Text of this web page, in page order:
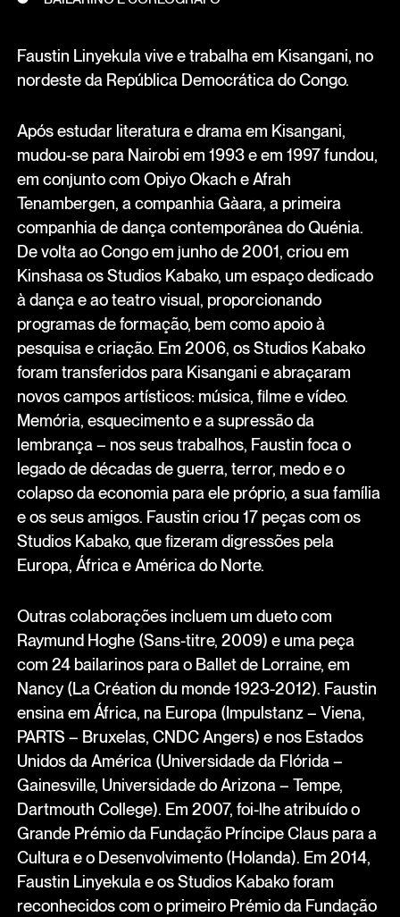
Faustin Linyekula vive e trabalha em Kisangani, no
nordeste da República Democrática do Congo.
Após estudar literatura e drama em Kisangani,
mudou-se para Nairobi em 1993 e em 1997 fundou,
em conjunto com Opiyo Okach e Afrah
Tenambergen, a companhia Gàara, a primeira
companhia de dança contemporânea do Quénia.
De volta ao Congo em junho de 2001, criou em
Kinshasa os Studios Kabako, um espaço dedicado
à dança e ao teatro visual, proporcionando
programas de formação, bem como apoio à
pesquisa e criação. Em 2006, os Studios Kabako
foram transferidos para Kisangani e abraçaram
novos campos artísticos: música, filme e vídeo.
Memória, esquecimento e a supressão da
lembrança – nos seus trabalhos, Faustin foca o
legado de décadas de guerra, terror, medo e o
colapso da economia para ele próprio, a sua família
e os seus amigos. Faustin criou 17 peças com os
Studios Kabako, que fizeram digressões pela
Europa, África e América do Norte.
Outras colaborações incluem um dueto com
Raymund Hoghe (Sans-titre, 2009) e uma peça
com 24 bailarinos para o Ballet de Lorraine, em
Nancy (La Création du monde 1923-2012). Faustin
ensina em África, na Europa (Impulstanz – Viena,
PARTS – Bruxelas, CNDC Angers) e nos Estados
Unidos da América (Universidade da Flórida –
Gainesville, Universidade do Arizona – Tempe,
Dartmouth College). Em 2007, foi-lhe atribuído o
Grande Prémio da Fundação Príncipe Claus para a
Cultura e o Desenvolvimento (Holanda). Em 2014,
Faustin Linyekula e os Studios Kabako foram
reconhecidos com o primeiro Prémio da Fundação